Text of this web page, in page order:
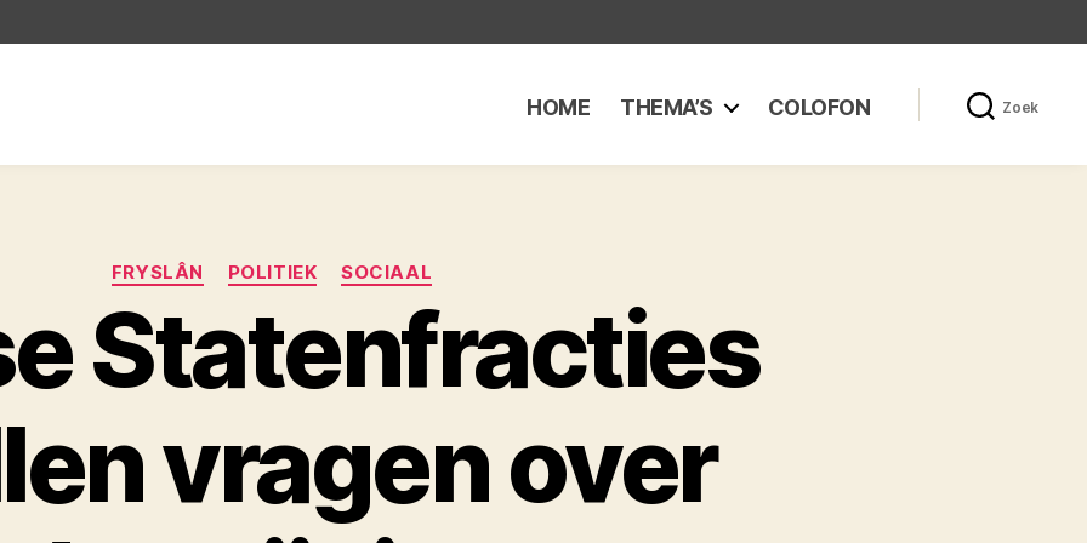
HOME THEMA’S COLOFON Zoek
Categorieën
FRYSLÂN POLITIEK SOCIAAL
Statenfracties
vragen over